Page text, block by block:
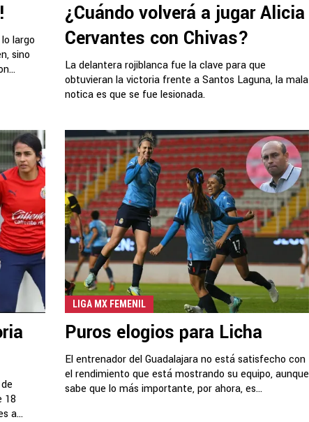
largo
sino
¿Cuándo volverá a jugar Alicia
Cervantes con Chivas?
La delantera rojiblanca fue la clave para que
obtuvieran la victoria frente a Santos Laguna, la mala
notica es que se fue lesionada.
18
a...
LIGA MX FEMENIL
Puros elogios para Licha
El entrenador del Guadalajara no está satisfecho con
el rendimiento que está mostrando su equipo, aunque
sabe que lo más importante, por ahora, es...